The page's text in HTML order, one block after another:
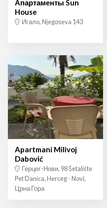
Апартаменты Sun
House
Игало, Njegoseva 143
Apartmani Milivoj
Dabović
Герцег-Нови, 98 Šetalište
Pet Danica, Herceg - Novi,
Црна Гора